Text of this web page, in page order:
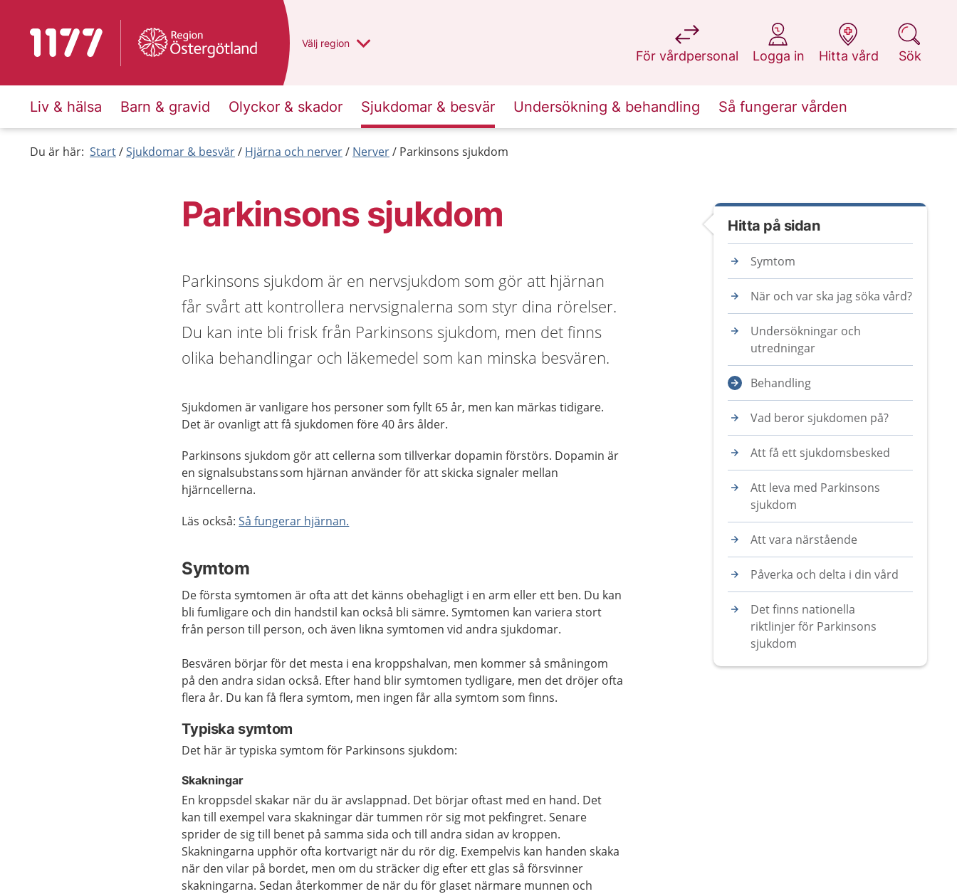
Till startsidan för 1177 Du har valt region
Välj en annan
region
För vårdpersonal
på 1177.se
Logga in
på 1177.se
Hitta vård
på 1177.se
Sök
på 1177.se
Liv & hälsa Barn & gravid Olyckor & skador Sjukdomar & besvär Undersökning & behandling Så fungerar vården
Du är här: Start Sjukdomar & besvär Hjärna och nerver Nerver Parkinsons sjukdom
Parkinsons sjukdom
Parkinsons sjukdom är en nervsjukdom som gör att hjärnan
får svårt att kontrollera nervsignalerna som styr dina rörelser.
Du kan inte bli frisk från Parkinsons sjukdom, men det finns
olika behandlingar och läkemedel som kan minska besvären.
Sjukdomen är vanligare hos personer som fyllt 65 år, men kan märkas tidigare.
Det är ovanligt att få sjukdomen före 40 års ålder.
Parkinsons sjukdom gör att cellerna som tillverkar dopamin förstörs. Dopamin är
en signalsubstans som hjärnan använder för att skicka signaler mellan
hjärncellerna.
Läs också:Så fungerar hjärnan.
Symtom
De första symtomen är ofta att det känns obehagligt i en arm eller ett ben. Du kan
bli fumligare och din handstil kan också bli sämre. Symtomen kan variera stort
från person till person, och även likna symtomen vid andra sjukdomar.
Besvären börjar för det mesta i ena kroppshalvan, men kommer så småningom
på den andra sidan också. Efter hand blir symtomen tydligare, men det dröjer ofta
flera år. Du kan få flera symtom, men ingen får alla symtom som finns.
Typiska symtom
Det här är typiska symtom för Parkinsons sjukdom:
Skakningar
En kroppsdel skakar när du är avslappnad. Det börjar oftast med en hand. Det
kan till exempel vara skakningar där tummen rör sig mot pekfingret. Senare
sprider de sig till benet på samma sida och till andra sidan av kroppen.
Skakningarna upphör ofta kortvarigt när du rör dig. Exempelvis kan handen skaka
när den vilar på bordet, men om du sträcker dig efter ett glas så försvinner
skakningarna. Sedan återkommer de när du för glaset närmare munnen och
Hitta på sidan
Symtom
När och var ska jag söka vård?
Undersökningar och
utredningar
Behandling
Vad beror sjukdomen på?
Att få ett sjukdomsbesked
Att leva med Parkinsons
sjukdom
Att vara närstående
Påverka och delta i din vård
Det finns nationella
riktlinjer för Parkinsons
sjukdom